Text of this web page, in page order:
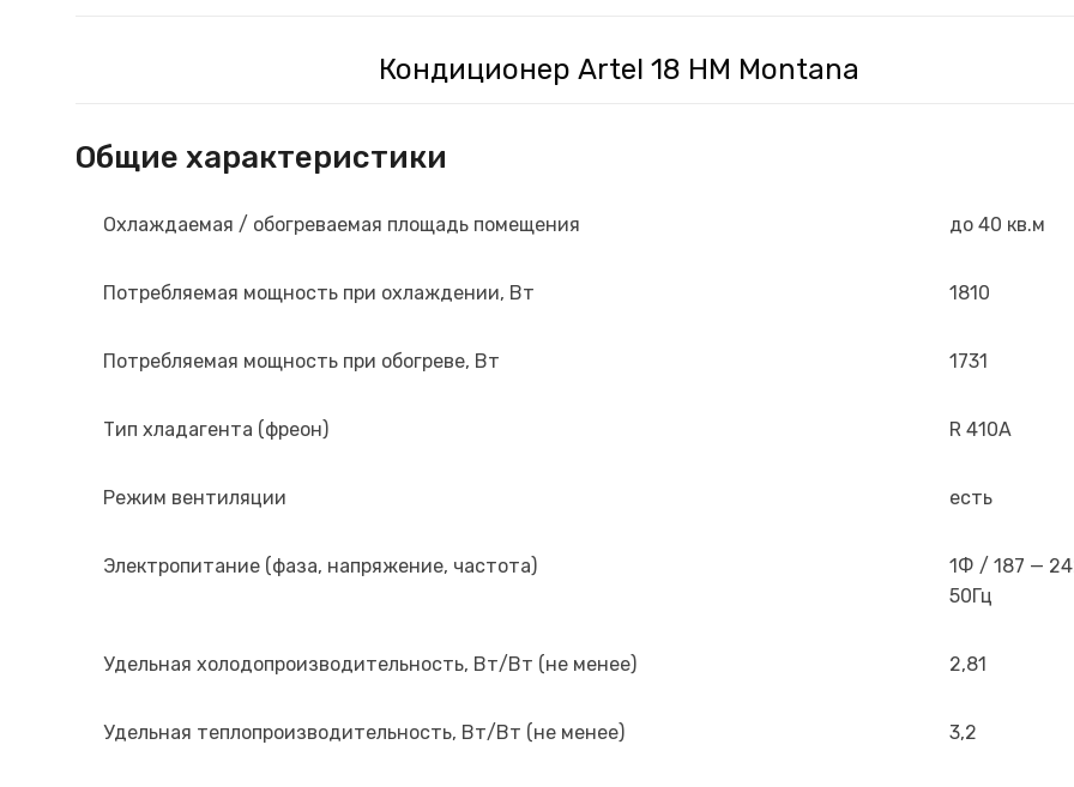
Кондиционер Artel 18 HM Montana
Общие характеристики
Охлаждаемая / обогреваемая площадь помещения до 40 кв.м
Потребляемая мощность при охлаждении, Вт 1810
Потребляемая мощность при обогреве, Вт 1731
Тип хладагента (фреон) R 410A
Режим вентиляции есть
Электропитание (фаза, напряжение, частота)
1Ф / 187 —
50Гц
Удельная холодопроизводительность, Вт/Вт (не менее) 2,81
Удельная теплопроизводительность, Вт/Вт (не менее) 3,2